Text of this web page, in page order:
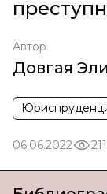
Автор
Довгая
06.06.2022